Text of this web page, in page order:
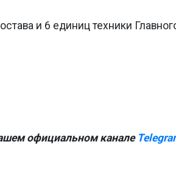
и 6 единиц техники
официальном канале